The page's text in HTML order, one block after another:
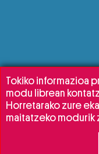
Tokiko informazioa
modu librean
Horretarako zure
maitatzeko modurik